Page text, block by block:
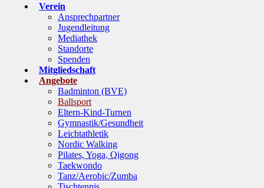
Verein
Ansprechpartner
Jugendleitung
Mediathek
Standorte
Spenden
Mitgliedschaft
Angebote
Badminton (BVE)
Ballsport
Eltern-Kind-Turnen
Gymnastik/Gesundheit
Leichtathletik
Nordic Walking
Pilates, Yoga, Qigong
Taekwondo
Tanz/Aerobic/Zumba